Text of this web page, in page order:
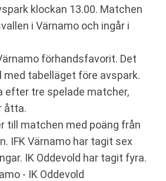
klockan 13.00. Matchen
i Värnamo och ingår i
förhandsfavorit. Det
tabelläget före avspark.
efter tre spelade matcher,
åtta.
till matchen med poäng från
IFK Värnamo har tagit sex
IK Oddevold har tagit fyra.
- IK Oddevold